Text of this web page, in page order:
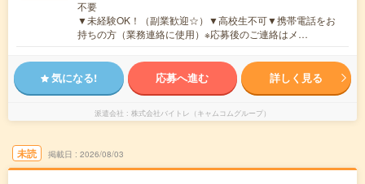
不要
▼未経験OK！（副業歓迎☆）▼高校生不可▼携帯電話をお
持ちの方（業務連絡に使用）※応募後のご連絡はメ…
気になる! 応募へ進む 詳しく見る
派遣会社 株式会社バイトレ（キャムコムグループ）
未読 掲載日 2026/08/03